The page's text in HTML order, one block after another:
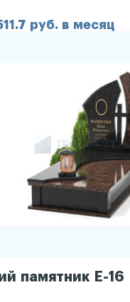
руб. в месяц
памятник Е-16